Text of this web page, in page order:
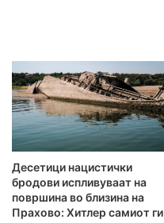
Десетици нацистички
бродови испливуваат на
површина во близина на
Прахово: Хитлер самиот ги